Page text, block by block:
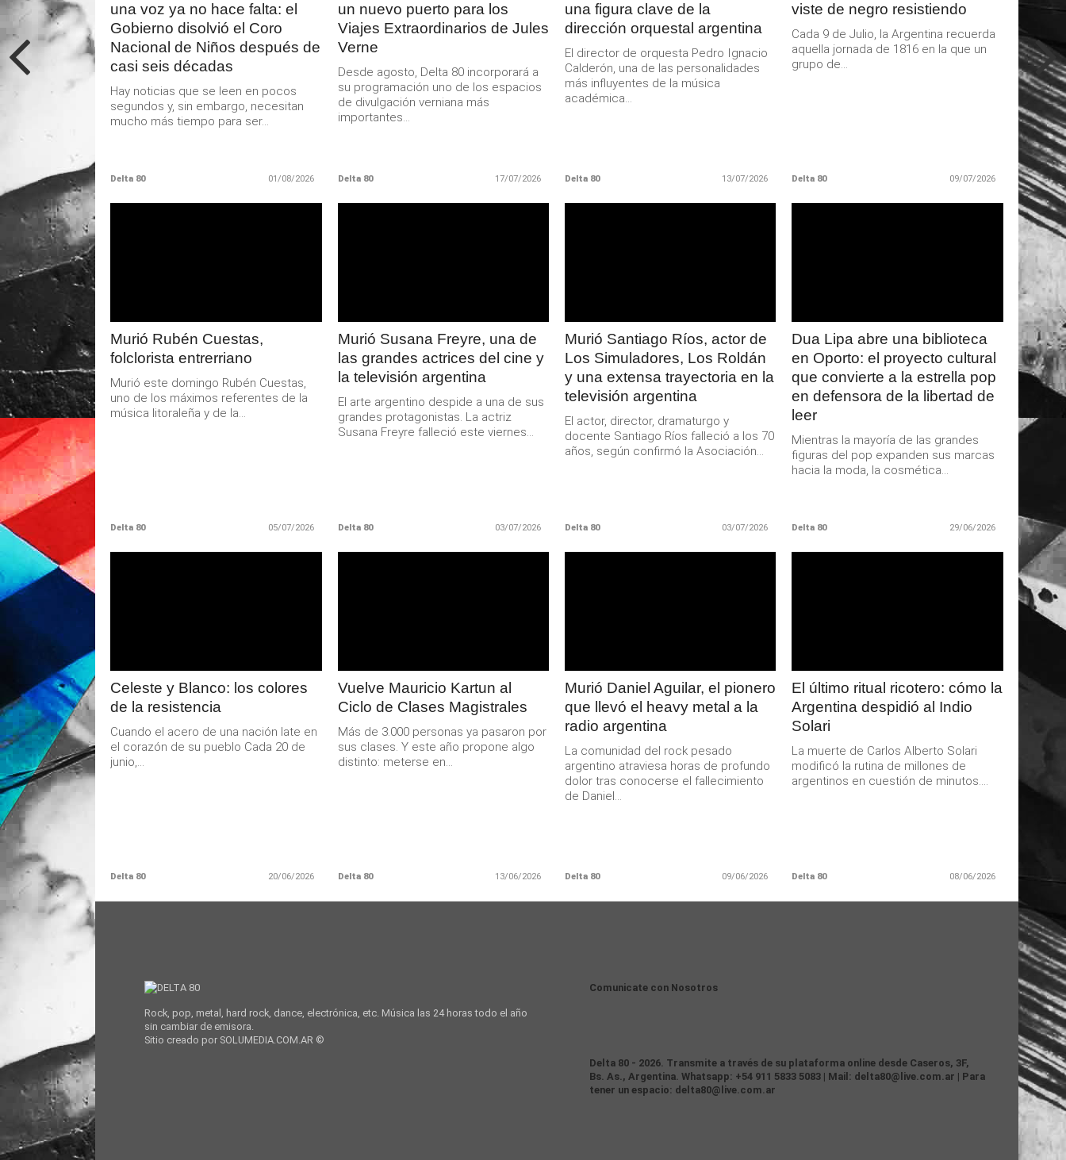
una voz ya no hace falta: el
Gobierno disolvió el Coro
Nacional de Niños después de
casi seis décadas
Hay noticias que se leen en pocos
segundos y, sin embargo, necesitan
mucho más tiempo para ser...
Delta 80 01/08/2026
un nuevo puerto para los
Viajes Extraordinarios de Jules
Verne
Desde agosto, Delta 80 incorporará a
su programación uno de los espacios
de divulgación verniana más
importantes...
Delta 80 17/07/2026
una figura clave de la
dirección orquestal argentina
El director de orquesta Pedro Ignacio
Calderón, una de las personalidades
más influyentes de la música
académica...
Delta 80 13/07/2026
viste de negro resistiendo
Cada 9 de Julio, la Argentina recuerda
aquella jornada de 1816 en la que un
grupo de...
Delta 80 09/07/2026
Murió Rubén Cuestas,
folclorista entrerriano
Murió este domingo Rubén Cuestas,
uno de los máximos referentes de la
música litoraleña y de la...
Delta 80 05/07/2026
Murió Susana Freyre, una de
las grandes actrices del cine y
la televisión argentina
El arte argentino despide a una de sus
grandes protagonistas. La actriz
Susana Freyre falleció este viernes...
Delta 80 03/07/2026
Murió Santiago Ríos, actor de
Los Simuladores, Los Roldán
y una extensa trayectoria en la
televisión argentina
El actor, director, dramaturgo y
docente Santiago Ríos falleció a los 70
años, según confirmó la Asociación...
Delta 80 03/07/2026
Dua Lipa abre una biblioteca
en Oporto: el proyecto cultural
que convierte a la estrella pop
en defensora de la libertad de
leer
Mientras la mayoría de las grandes
figuras del pop expanden sus marcas
hacia la moda, la cosmética...
Delta 80 29/06/2026
Celeste y Blanco: los colores
de la resistencia
Cuando el acero de una nación late en
el corazón de su pueblo Cada 20 de
junio,...
Delta 80 20/06/2026
Vuelve Mauricio Kartun al
Ciclo de Clases Magistrales
Más de 3.000 personas ya pasaron por
sus clases. Y este año propone algo
distinto: meterse en...
Delta 80 13/06/2026
Murió Daniel Aguilar, el pionero
que llevó el heavy metal a la
radio argentina
La comunidad del rock pesado
argentino atraviesa horas de profundo
dolor tras conocerse el fallecimiento
de Daniel...
Delta 80 09/06/2026
El último ritual ricotero: cómo la
Argentina despidió al Indio
Solari
La muerte de Carlos Alberto Solari
modificó la rutina de millones de
argentinos en cuestión de minutos....
Delta 80 08/06/2026
Rock, pop, metal, hard rock, dance, electrónica, etc. Música las 24 horas todo el año
sin cambiar de emisora.
Sitio creado por SOLUMEDIA.COM.AR ©
Comunicate con Nosotros
Delta 80 - 2026. Transmite a través de su plataforma online desde Caseros, 3F,
Bs. As., Argentina. Whatsapp: +54 911 5833 5083 | Mail: delta80@live.com.ar | Para
tener un espacio: delta80@live.com.ar